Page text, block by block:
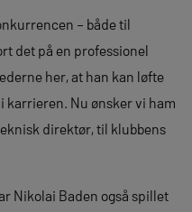
– både til
det på en professionel
her, at han kan løfte
Nu ønsker vi ham
direktør, til klubbens
Nikolai Baden også spillet